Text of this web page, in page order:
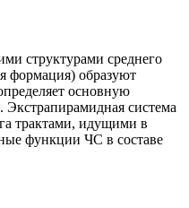
структурами среднего
формация) образуют
основную
система
трактами, идущими в
функции ЧС в составе